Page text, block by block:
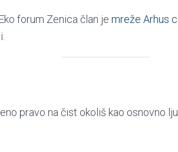
forum Zenica član je mreže Arhus
pravo na čist okoliš kao osnovno